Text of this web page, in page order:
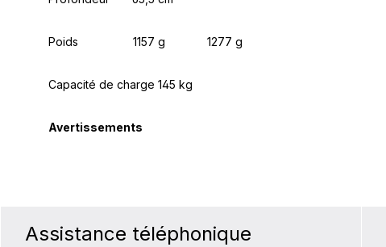
Poids 1157 g 1277 g
Capacité de charge 145 kg
Avertissements
Assistance téléphonique